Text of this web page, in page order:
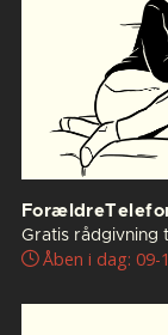
Gratis
Åben i dag: 09-